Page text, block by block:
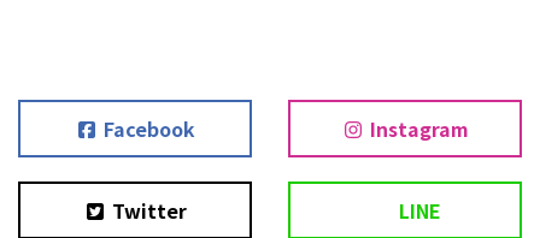
Facebook Instagram
Twitter LINE